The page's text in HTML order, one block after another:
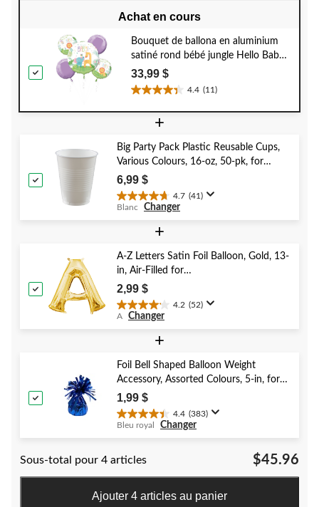
Achat en cours
Bouquet de ballona en aluminium
satiné rond bébé jungle Hello Baby,
mauve/vert, paq. 5, gonflement à
l'hélium et ruban inclus, pour fête
33,99 $
4.4 (11)
4.4
étoile(s)
11
évaluations
+
Big Party Pack Plastic Reusable Cups,
Various Colours, 16-oz, 50-pk, for
Christmas/Thanksgiving/New Year's
Eve/Birthday Party
6,99 $
4.7 (41)
4.7
41
évaluations
Blanc Changer
+
A-Z Letters Satin Foil Balloon, Gold, 13-
in, Air-Filled for
Birthday/Graduation/Baby
Shower/Wedding
2,99 $
4.2 (52)
4.2
étoile(s)
52
évaluations
A Changer
+
Foil Bell Shaped Balloon Weight
Accessory, Assorted Colours, 5-in, for
Birthday/Anniversary/Graduation/New
Year's Eve
1,99 $
4.4 (383)
4.4
5.
383
Bleu royal Changer
Sous-total pour 4 articles $45.96
Ajouter 4 articles au panier